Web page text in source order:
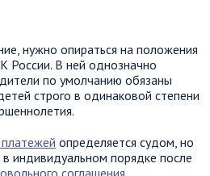
нужно опираться на положения
России. В ней однозначно
по умолчанию обязаны
строго в одинаковой степени
определяется судом, но
индивидуальном порядке после
соглашения